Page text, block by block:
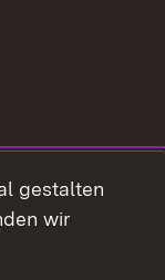
gestalten
wir